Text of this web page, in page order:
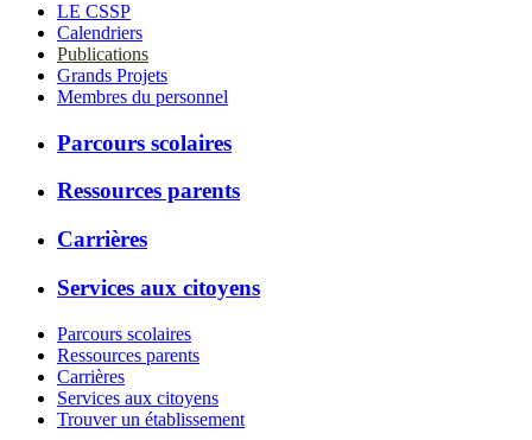
LE CSSP
Calendriers
Publications
Grands Projets
Membres du personnel
Parcours scolaires
Ressources parents
Carrières
Services aux citoyens
Parcours scolaires
Ressources parents
Carrières
Services aux citoyens
Trouver un établissement